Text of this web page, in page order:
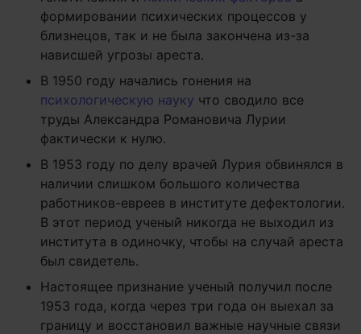
формировании психических процессов у
близнецов, так и не была закончена из-за
нависшей угрозы ареста.
В 1950 году начались гонения на
психологическую науку что сводило все
труды Александра Романовича Лурии
фактически к нулю.
В 1953 году по делу врачей Лурия обвинялся в
наличии слишком большого количества
работников-евреев в институте дефектологии.
В этот период ученый никогда не выходил из
института в одиночку, чтобы на случай ареста
был свидетель.
Настоящее признание ученый получил после
1953 года, когда через три года он выехал за
границу и восстановил важные научные связи